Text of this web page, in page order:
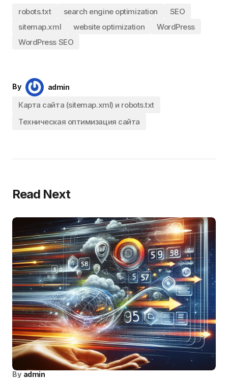
robots.txt search engine optimization
SEO
sitemap.xml
website optimization
WordPress
WordPress SEO
By admin
Карта сайта (sitemap.xml) и robots.txt
Техническая оптимизация сайта
Read Next
By admin